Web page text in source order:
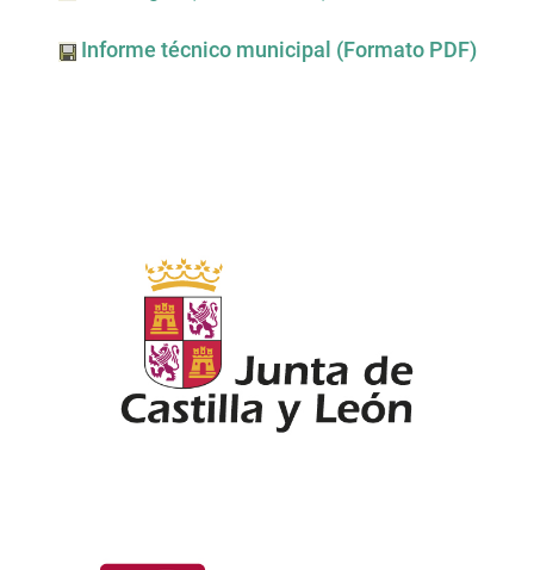
Informe técnico municipal (Formato PDF)